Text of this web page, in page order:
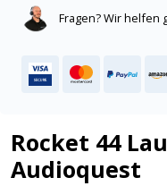
Fragen? Wir helfen
Rocket 44
Audioquest